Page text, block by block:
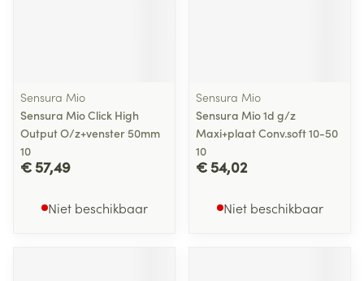
Sensura Mio
Sensura Mio Click High
Output O/z+venster 50mm
10
€ 57,49
Niet beschikbaar
Sensura Mio
Sensura Mio 1d g/z
Maxi+plaat Conv.soft 10-50
10
€ 54,02
Niet beschikbaar